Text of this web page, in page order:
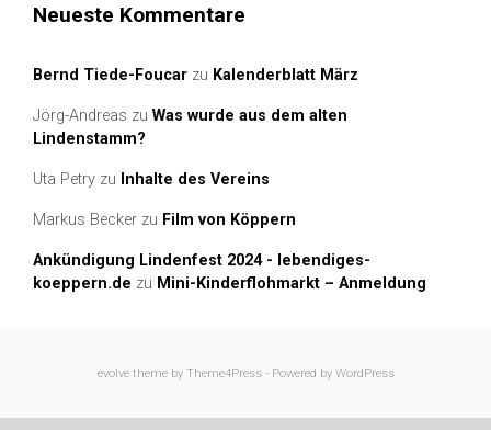
Neueste Kommentare
Bernd Tiede-Foucar zu Kalenderblatt März
Jörg-Andreas zu Was wurde aus dem alten
Lindenstamm?
Uta Petry zu Inhalte des Vereins
Markus Becker zu Film von Köppern
Ankündigung Lindenfest 2024 - lebendiges-
koeppern.de zu Mini-Kinderflohmarkt – Anmeldung
evolvetheme by Theme4Press - Powered by WordPress